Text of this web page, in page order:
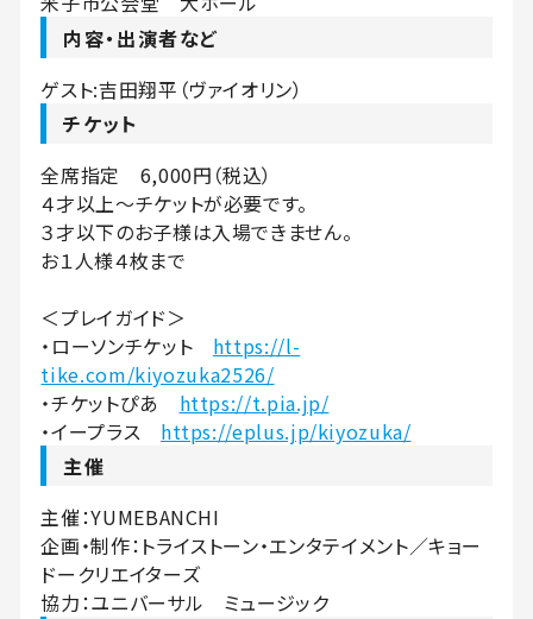
内容・出演者など
ゲスト:吉⽥翔平（ヴァイオリン）
チケット
全席指定 6,000円（税込）
４才以上～チケットが必要です。
３才以下のお子様は入場できません。
お１人様４枚まで
＜プレイガイド＞
・ローソンチケット https://l-
tike.com/kiyozuka2526/
・チケットぴあ https://t.pia.jp/
・イープラス https://eplus.jp/kiyozuka/
主催
主催：YUMEBANCHI
企画・制作：トライストーン・エンタテイメント／キョー
ドークリエイターズ
協力：ユニバーサル ミュージック